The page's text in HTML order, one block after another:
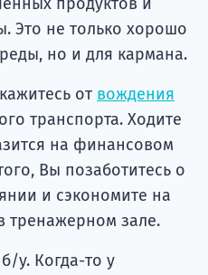
Это не только хорошо
но и для кармана.
от вождения
транспорта. Ходите
на финансовом
Вы позаботитесь о
и сэкономите на
тренажерном зале.
у. Когда-то у